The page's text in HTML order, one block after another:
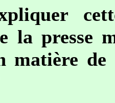
la presse
matière